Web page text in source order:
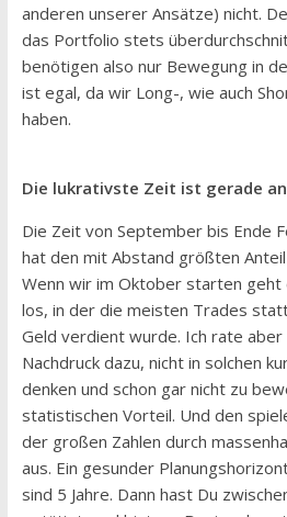
anderen unserer Ansätze) nicht.
das Portfolio stets
benötigen also nur Bewegung in
ist egal, da wir Long-, wie auch
haben.
Die lukrativste Zeit ist gerade
Die Zeit von September bis Ende
hat den mit Abstand größten
Wenn wir im Oktober starten
los, in der die meisten Trades
Geld verdient wurde. Ich rate
Nachdruck dazu, nicht in solchen
denken und schon gar nicht zu
statistischen Vorteil. Und den
der großen Zahlen durch
aus. Ein gesunder
sind 5 Jahre. Dann hast Du